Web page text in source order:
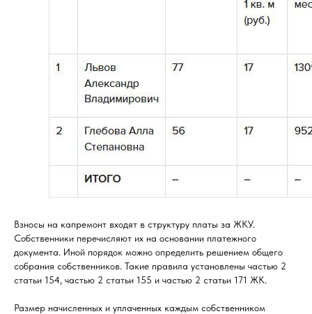
Взносы на капремонт входят в структуру платы за ЖКУ.
Собственники перечисляют их на основании платежного
документа. Иной порядок можно определить решением общего
собрания собственников. Такие правила установлены частью 2
статьи 154, частью 2 статьи 155 и частью 2 статьи 171 ЖК.
Размер начисленных и уплаченных каждым собственником